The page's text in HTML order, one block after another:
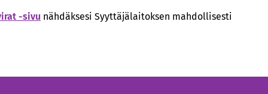
-sivu nähdäksesi Syyttäjälaitoksen mahdollisesti